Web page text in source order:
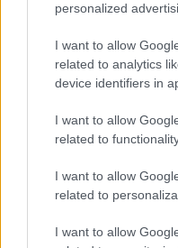
personalized
I want to allow
related to analytics
device identifiers in
I want to allow
related to
I want to allow
related to
I want to allow
Izklop elektrike: 424.
Izklop elektrike: 421.
pred 4 urami
pred 4 urami
Izklop elektrike: 420.
Spodnja Vižinga, Vas, Št.
Vuhreda